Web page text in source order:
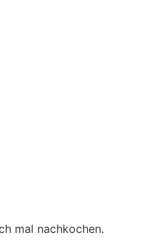
mal nachkochen.